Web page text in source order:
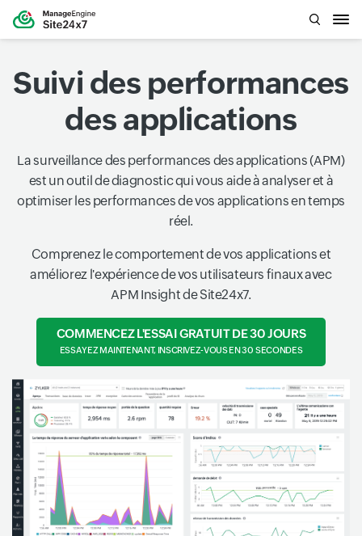
Suivi des performances
des applications
La surveillance des performances des applications (APM)
est un outil de diagnostic qui vous aide à analyser et à
optimiser les performances de vos applications en temps
réel.
Comprenez le comportement de vos applications et
améliorez l'expérience de vos utilisateurs finaux avec
APM Insight de Site24x7.
COMMENCEZ L'ESSAI GRATUIT DE 30 JOURS
ESSAYEZ MAINTENANT, INSCRIVEZ-VOUS EN 30 SECONDES